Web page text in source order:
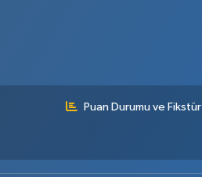
Puan Durumu ve Fikstür